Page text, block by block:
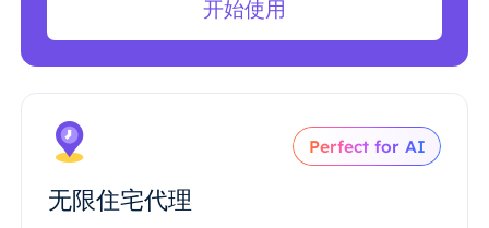
开始使用
Perfect for AI
无限住宅代理